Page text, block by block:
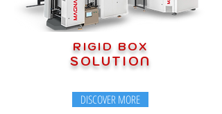
RIGID BOX
SOLUTION
DISCOVER MORE